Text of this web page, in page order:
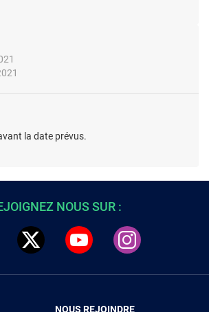
la date prévus.
NOUS SUR :
NOUS REJOINDRE